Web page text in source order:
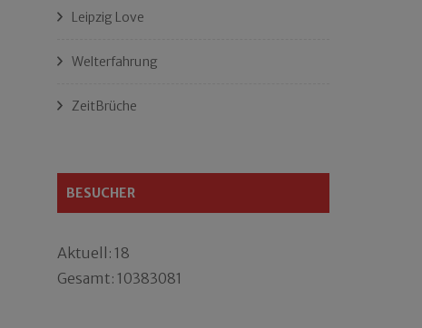
Leipzig Love
Welterfahrung
ZeitBrüche
BESUCHER
Aktuell: 18
Gesamt: 10383081